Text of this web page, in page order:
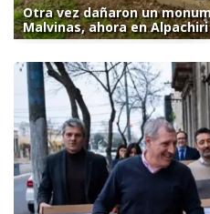
Otra vez dañaron un
Malvinas, ahora en Alpachiri